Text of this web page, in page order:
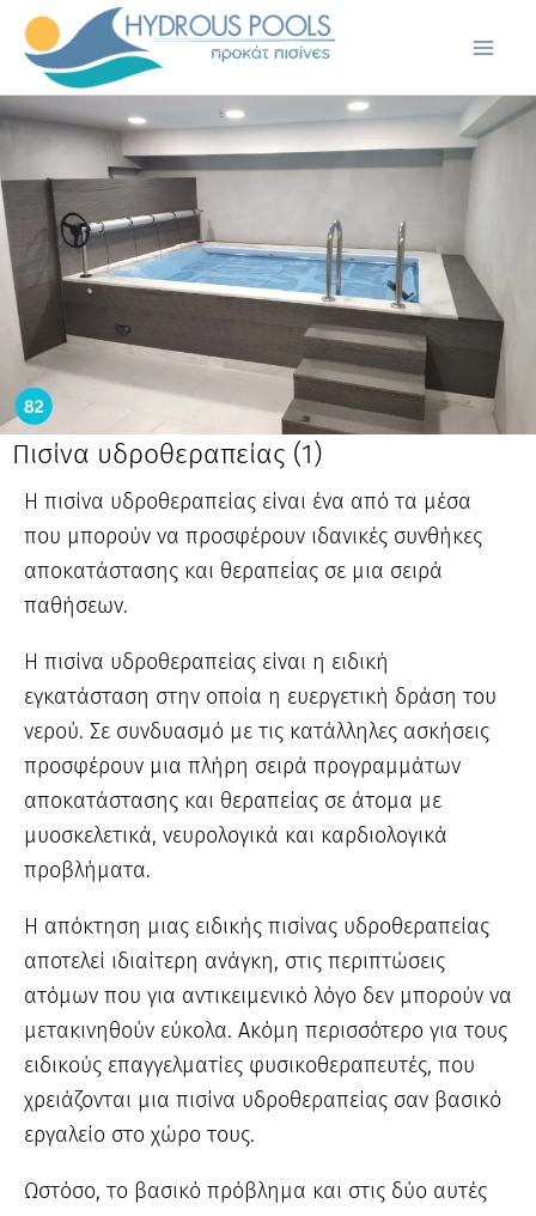
Μετάβαση
στο
περιεχόμενο
Πισίνα υδροθεραπείας (1)
Η πισίνα υδροθεραπείας είναι ένα από τα μέσα
που μπορούν να προσφέρουν ιδανικές συνθήκες
αποκατάστασης και θεραπείας σε μια σειρά
παθήσεων.
Η πισίνα υδροθεραπείας είναι η ειδική
εγκατάσταση στην οποία η ευεργετική δράση του
νερού. Σε συνδυασμό με τις κατάλληλες ασκήσεις
προσφέρουν μια πλήρη σειρά προγραμμάτων
αποκατάστασης και θεραπείας σε άτομα με
μυοσκελετικά, νευρολογικά και καρδιολογικά
προβλήματα.
Η απόκτηση μιας ειδικής πισίνας υδροθεραπείας
αποτελεί ιδιαίτερη ανάγκη, στις περιπτώσεις
ατόμων που για αντικειμενικό λόγο δεν μπορούν να
μετακινηθούν εύκολα. Ακόμη περισσότερο για τους
ειδικούς επαγγελματίες φυσικοθεραπευτές, που
χρειάζονται μια πισίνα υδροθεραπείας σαν βασικό
εργαλείο στο χώρο τους.
Ωστόσο, το βασικό πρόβλημα και στις δύο αυτές